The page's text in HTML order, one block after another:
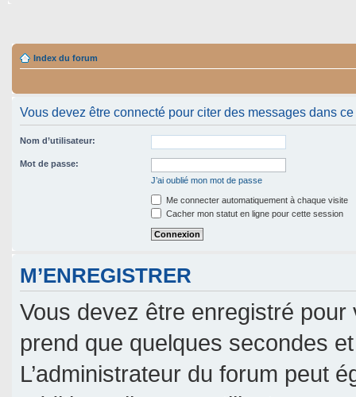
Index du forum
Vous devez être connecté pour citer des messages dans ce
Nom d’utilisateur:
Mot de passe:
J’ai oublié mon mot de passe
Me connecter automatiquement à chaque visite
Cacher mon statut en ligne pour cette session
M’ENREGISTRER
Vous devez être enregistré pour
prend que quelques secondes
L’administrateur du forum peut